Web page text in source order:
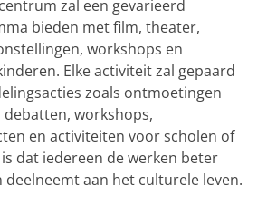
zal een gevarieerd
bieden met film, theater,
workshops en
Elke activiteit zal gepaard
zoals ontmoetingen
workshops,
en activiteiten voor scholen of
dat iedereen de werken beter
aan het culturele leven.